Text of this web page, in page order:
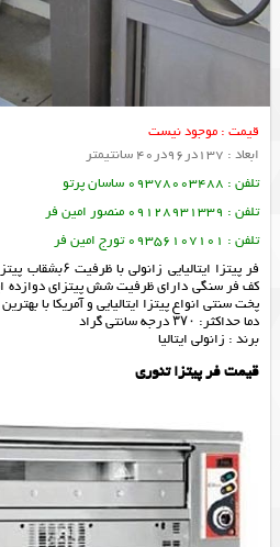
قیمت : موجود نیست
ابعاد : 137در96در40 سانتیمتر
تلفن : 09378003488 ساسان پرتو
تلفن : 09128931339 منصور امین فر
تلفن : 09356107101 تورج امین فر
کف فر سنگی دارای ظرفیت شش پیتزای دوازده
پخت سنتی انواع پیتزا ایتالیایی و آمریکا با
دما حداکثر: ۳۷۰ درجه سانتی گراد
برند : زانولی ایتالیا
قیمت فر پیتزا تنوری